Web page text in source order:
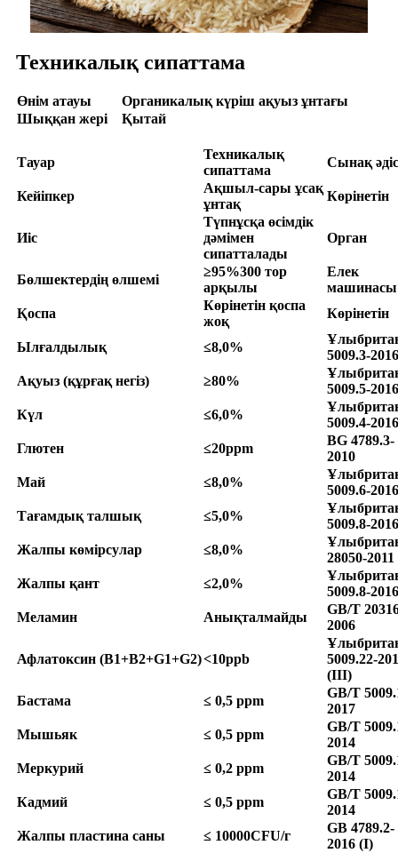
Техникалық сипаттама
Өнім атауы
Органикалық күріш ақуыз ұнтағы
Шыққан жері
Қытай
Тауар
Техникалық
сипаттама
Сынақ
Кейіпкер
Ақшыл-сары ұсақ
ұнтақ
Көрінетін
Иіс
Түпнұсқа өсімдік
дәмімен
сипатталады
Орган
Бөлшектердің өлшемі
≥95%300 тор
арқылы
Елек
машинасы
Қоспа
Көрінетін қоспа
жоқ
Көрінетін
Ылғалдылық ≤8,0%
5009.3-
Ақуыз (құрғақ негіз)
≥80%
5009.5-
Күл
≤6,0%
5009.4-
Глютен
≤20ppm
BG 4789.3-
2010
Май
≤8,0%
5009.6-2016
Тағамдық талшық
≤5,0%
5009.8-2016
Жалпы көмірсулар
≤8,0%
28050-2011
Жалпы қант
≤2,0%
5009.8-2016
Меламин
Анықталмайды
GB/T
2006
Афлатоксин (B1+B2+G1+G2)<10ppb
5009.22-
(III)
Бастама
≤ 0,5 ppm
GB/T
2017
Мышьяк
≤ 0,5 ppm
GB/T
2014
Меркурий
≤ 0,2 ppm
GB/T
2014
Кадмий
≤ 0,5 ppm
GB/T
2014
Жалпы пластина саны
≤ 10000CFU/г
GB 4789.2-
2016 (I)